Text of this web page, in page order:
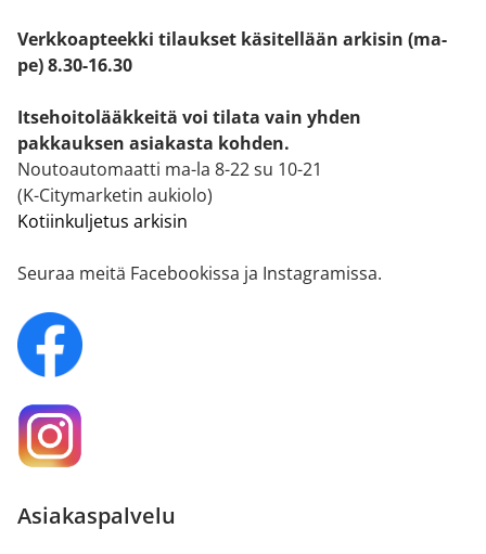
Verkkoapteekki tilaukset käsitellään arkisin (ma-
pe) 8.30-16.30
Itsehoitolääkkeitä voi tilata vain yhden
pakkauksen asiakasta kohden.
Noutoautomaatti ma-la 8-22 su 10-21
(K-Citymarketin aukiolo)
Kotiinkuljetus arkisin
Seuraa meitä Facebookissa ja Instagramissa.
Asiakaspalvelu